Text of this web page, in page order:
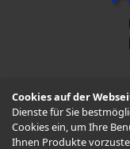
Cookies auf der
Dienste für Sie
Cookies ein, um Ihre
Ihnen Produkte